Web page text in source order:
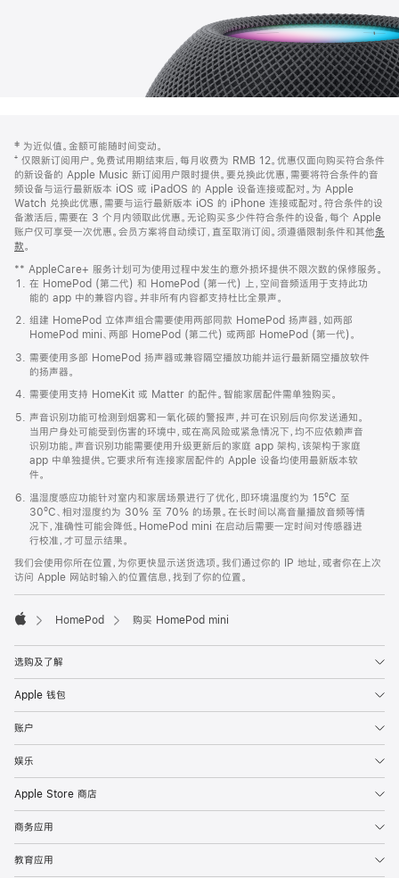
页
页
脚
注
‡ 为近似值。金额可能随时间变动。
⁺ 仅限新订阅用户。免费试用期结束后，每月收费为 RMB 12。优惠仅面向购买符合条件
的新设备的 Apple Music 新订阅用户限时提供。要兑换此优惠，需要将符合条件的音
频设备与运行最新版本 iOS 或 iPadOS 的 Apple 设备连接或配对。为 Apple
Watch 兑换此优惠，需要与运行最新版本 iOS 的 iPhone 连接或配对。符合条件的设
备激活后，需要在 3 个月内领取此优惠。无论购买多少件符合条件的设备，每个 Apple
账户仅可享受一次优惠。会员方案将自动续订，直至取消订阅。须遵循限制条件和其他条
款。
窗
口
中
打
开)
** AppleCare+ 服务计划可为使用过程中发生的意外损坏提供不限次数的保修服务。
在 HomePod (第二代) 和 HomePod (第一代) 上，空间音频适用于支持此功
能的 app 中的兼容内容。并非所有内容都支持杜比全景声。
组建 HomePod 立体声组合需要使用两部同款 HomePod 扬声器，如两部
HomePod mini、两部 HomePod (第二代) 或两部 HomePod (第一代)。
需要使用多部 HomePod 扬声器或兼容隔空播放功能并运行最新隔空播放软件
的扬声器。
需要使用支持 HomeKit 或 Matter 的配件。智能家居配件需单独购买。
声音识别功能可检测到烟雾和一氧化碳的警报声，并可在识别后向你发送通知。
当用户身处可能受到伤害的环境中，或在高风险或紧急情况下，均不应依赖声音
识别功能。声音识别功能需要使用升级更新后的家庭 app 架构，该架构于家庭
app 中单独提供。它要求所有连接家居配件的 Apple 设备均使用最新版本软
件。
温湿度感应功能针对室内和家居场景进行了优化，即环境温度约为 15ºC 至
30ºC、相对湿度约为 30% 至 70% 的场景。在长时间以高音量播放音频等情
况下，准确性可能会降低。HomePod mini 在启动后需要一定时间对传感器进
行校准，才可显示结果。
我们会使用你所在位置，为你更快显示送货选项。我们通过你的 IP 地址，或者你在上次
访问 Apple 网站时输入的位置信息，找到了你的位置。
HomePod 购买 HomePod mini
选购及了解
Apple 钱包
账户
娱乐
Apple Store 商店
商务应用
教育应用